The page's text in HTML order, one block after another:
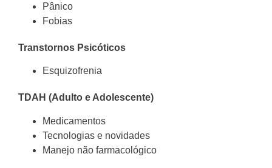
Pânico
Fobias
Transtornos Psicóticos
Esquizofrenia
TDAH (Adulto e Adolescente)
Medicamentos
Tecnologias e novidades
Manejo não farmacológico